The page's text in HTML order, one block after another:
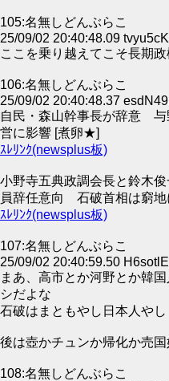
105:名無しどんぶらこ
25/09/02 20:40:48.09
ここを乗り越えてこそ長期
106:名無しどんぶらこ
25/09/02 20:40:48.37
自民・森山幹事長が辞意
営に影響 [煮卵★]
ｽﾚﾘﾝｸ(newsplus板)
小野寺五典政調会長と鈴木
員辞任意向 石破首相は窮
ｽﾚﾘﾝｸ(newsplus板)
107:名無しどんぶらこ
25/09/02 20:40:59.50
まあ、高市とか河野とか韓
シだよな
石破はまともやし日本人やし
後は壺かチュンか帰化か売
108:名無しどんぶらこ